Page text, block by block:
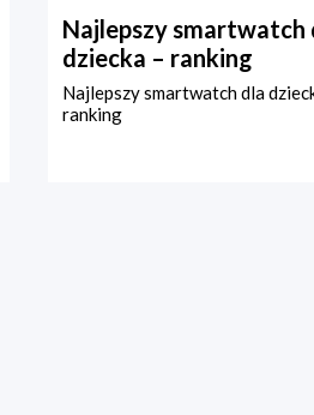
Najlepszy smartwatch
dziecka – ranking
Najlepszy smartwatch dla
ranking